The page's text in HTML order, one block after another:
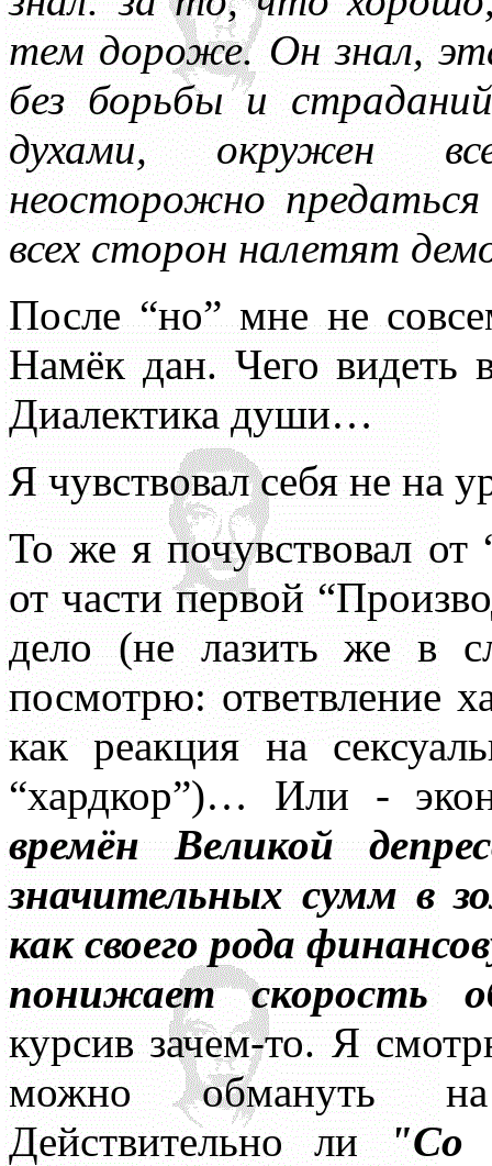
тем дороже. Он знал,
без борьбы и
духами, окружен
неосторожно
всех сторон налетят
После “но” мне не
Намёк дан. Чего видеть
Диалектика души…
Я чувствовал себя не на
То же я почувствовал
от части первой
дело (не лазить же в
посмотрю: ответвление
как реакция на
“хардкор”)… Или -
времён Великой
значительных сумм в
как своего рода
понижает скорость
курсив зачем-то. Я
можно обмануть на
Действительно ли"Со